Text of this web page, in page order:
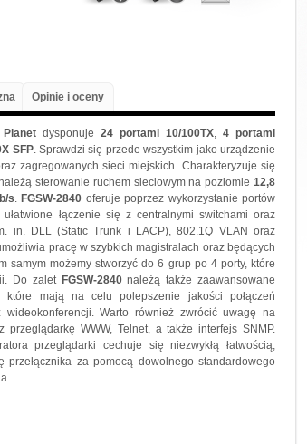
Opinie i oceny
Planet dysponuje 24 portami 10/100TX, 4 portami
SFP. Sprawdzi się przede wszystkim jako urządzenie
zagregowanych sieci miejskich. Charakteryzuje się
sterowanie ruchem sieciowym na poziomie 12,8
s. FGSW-2840 oferuje poprzez wykorzystanie portów
łączenie się z centralnymi switchami oraz
in. DLL (Static Trunk i LACP), 802.1Q VLAN oraz
pracę w szybkich magistralach oraz będących
samym możemy stworzyć do 6 grup po 4 porty, które
Do zalet FGSW-2840należą także zaawansowane
które mają na celu polepszenie jakości połączeń
wideokonferencji. Warto również zwrócić uwagę na
przeglądarkę WWW, Telnet, a także interfejs SNMP.
przeglądarki cechuje się niezwykłą łatwością,
przełącznika za pomocą dowolnego standardowego